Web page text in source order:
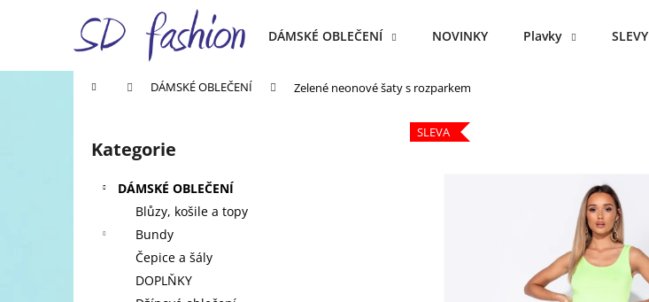
DÁMSKÉ OBLEČENÍ NOVINKY Plavky SLEVY
Domů DÁMSKÉ OBLEČENÍ Zelené neonové šaty s rozparkem
Přeskočit
kategorie
Kategorie
DÁMSKÉ OBLEČENÍ
Blůzy, košile a topy
Bundy
Čepice a šály
DOPLŇKY
SLEVA
í
Zpět
do
Zpět
do
Co potřebujete najít?
Doporučujeme